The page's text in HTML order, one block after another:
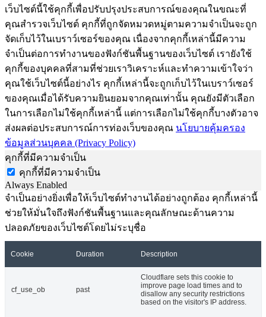
เว็บไซต์นี้ใช้คุกกี้เพื่อปรับปรุงประสบการณ์ของคุณในขณะที่
คุณสำรวจเว็บไซต์ คุกกี้ที่ถูกจัดหมวดหมู่ตามความจำเป็นจะถูก
จัดเก็บไว้ในเบราว์เซอร์ของคุณ เนื่องจากคุกกี้เหล่านี้มีความ
จำเป็นต่อการทำงานของฟังก์ชันพื้นฐานของเว็บไซต์ เรายังใช้
คุกกี้ของบุคคลที่สามที่ช่วยเราวิเคราะห์และทำความเข้าใจว่า
คุณใช้เว็บไซต์นี้อย่างไร คุกกี้เหล่านี้จะถูกเก็บไว้ในเบราว์เซอร์
ของคุณเมื่อได้รับความยินยอมจากคุณเท่านั้น คุณยังมีตัวเลือก
ในการเลือกไม่ใช้คุกกี้เหล่านี้ แต่การเลือกไม่ใช้คุกกี้บางตัวอาจ
ส่งผลต่อประสบการณ์การท่องเว็บของคุณ นโยบายคุ้มครอง
ข้อมูลส่วนบุคคล (Privacy Policy)
คุกกี้ที่มีความจำเป็น
คุกกี้ที่มีความจำเป็น
Always Enabled
จำเป็นอย่างยิ่งเพื่อให้เว็บไซต์ทำงานได้อย่างถูกต้อง คุกกี้เหล่านี้
ช่วยให้มั่นใจถึงฟังก์ชันพื้นฐานและคุณลักษณะด้านความ
ปลอดภัยของเว็บไซต์โดยไม่ระบุชื่อ
Cookie Duration Description
cf_use_ob past
Cloudflare sets this cookie to
improve page load times and to
disallow any security restrictions
based on the visitor's IP address.